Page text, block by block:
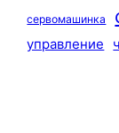
сервомашинка
управление